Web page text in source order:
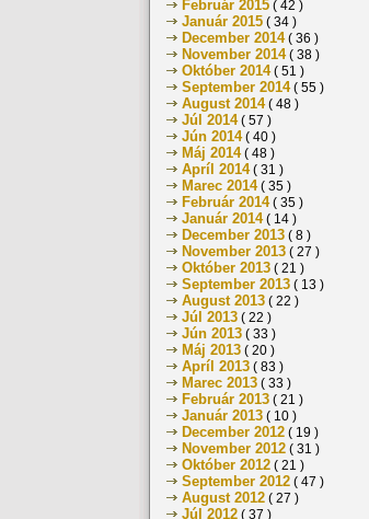
Február 2015 ( 42 )
Január 2015 ( 34 )
December 2014( 36 )
November 2014( 38 )
Október 2014( 51 )
September 2014( 55 )
August 2014( 48 )
Júl 2014( 57 )
Jún 2014( 40 )
Máj 2014( 48 )
Apríl 2014( 31 )
Marec 2014( 35 )
Február 2014( 35 )
Január 2014( 14 )
December 2013 ( 8 )
November 2013 ( 27 )
Október 2013 ( 21 )
September 2013 ( 13 )
August 2013 ( 22 )
Júl 2013 ( 22 )
Jún 2013 ( 33 )
Máj 2013 ( 20 )
Apríl 2013 ( 83 )
Marec 2013 ( 33 )
Február 2013 ( 21 )
Január 2013 ( 10 )
December 2012 ( 19 )
November 2012 ( 31 )
Október 2012 ( 21 )
September 2012 ( 47 )
August 2012 ( 27 )
Júl 2012 ( 37 )